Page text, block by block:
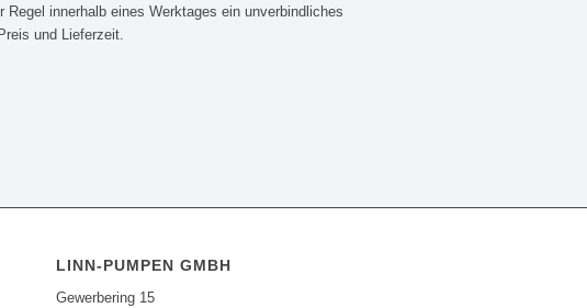
Regel innerhalb eines Werktages ein unverbindliches
und Lieferzeit.
LINN-PUMPEN GMBH
Gewerbering 15